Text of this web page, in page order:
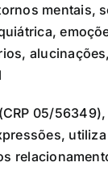
mentais,
05/